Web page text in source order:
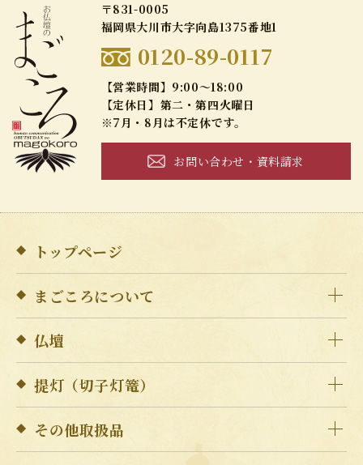
〒831-0005
福岡県大川市大字向島1375番地1
0120-89-0117
【営業時間】9:00～18:00
【定休日】第二・第四火曜日
※7月・8月は不定休です。
お問い合わせ・資料請求
トップページ
まごころについて
仏壇
提灯（切子灯篭）
その他取扱品